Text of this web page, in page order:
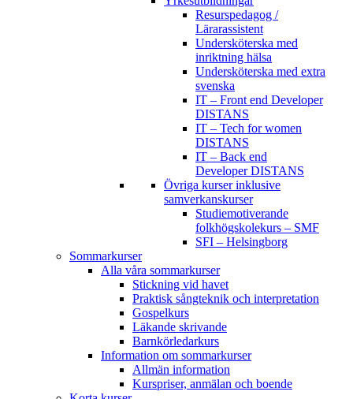
Resurspedagog /
Lärarassistent
Undersköterska med
inriktning hälsa
Undersköterska med extra
svenska
IT – Front end Developer
DISTANS
IT – Tech for women
DISTANS
IT – Back end
Developer DISTANS
Övriga kurser inklusive
samverkanskurser
Studiemotiverande
folkhögskolekurs – SMF
SFI – Helsingborg
Sommarkurser
Alla våra sommarkurser
Stickning vid havet
Praktisk sångteknik och interpretation
Gospelkurs
Läkande skrivande
Barnkörledarkurs
Information om sommarkurser
Allmän information
Kurspriser, anmälan och boende